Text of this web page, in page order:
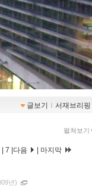
글보기 ｌ 서재브리핑
펼쳐보기
7 다음 마지막
년)